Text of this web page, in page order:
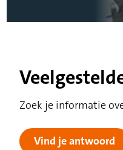
Zoek je informatie
Vind je antwoord